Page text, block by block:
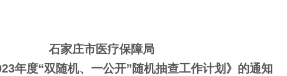
石家庄市医疗保障局
年度“双随机、一公开”随机抽查工作计划》的通知